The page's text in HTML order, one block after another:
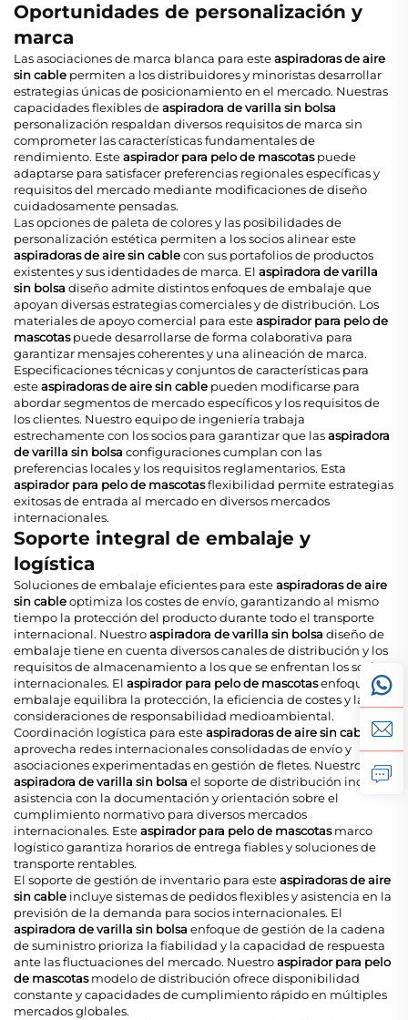
Oportunidades de personalización y
marca
Las asociaciones de marca blanca para esteaspiradoras de aire
sin cable permiten a los distribuidores y minoristas desarrollar
estrategias únicas de posicionamiento en el mercado. Nuestras
capacidades flexibles deaspiradora de varilla sin bolsa
personalización respaldan diversos requisitos de marca sin
comprometer las características fundamentales de
rendimiento. Esteaspirador para pelo de mascotaspuede
adaptarse para satisfacer preferencias regionales específicas y
requisitos del mercado mediante modificaciones de diseño
cuidadosamente pensadas.
Las opciones de paleta de colores y las posibilidades de
personalización estética permiten a los socios alinear este
aspiradoras de aire sin cablecon sus portafolios de productos
existentes y sus identidades de marca. El aspiradora de varilla
sin bolsa diseño admite distintos enfoques de embalaje que
apoyan diversas estrategias comerciales y de distribución. Los
materiales de apoyo comercial para esteaspirador para pelo de
mascotaspuede desarrollarse de forma colaborativa para
garantizar mensajes coherentes y una alineación de marca.
Especificaciones técnicas y conjuntos de características para
esteaspiradoras de aire sin cable pueden modificarse para
abordar segmentos de mercado específicos y los requisitos de
los clientes. Nuestro equipo de ingeniería trabaja
estrechamente con los socios para garantizar que lasaspiradora
de varilla sin bolsa configuraciones cumplan con las
preferencias locales y los requisitos reglamentarios. Esta
aspirador para pelo de mascotasflexibilidad permite estrategias
exitosas de entrada al mercado en diversos mercados
internacionales.
Soporte integral de embalaje y
logística
Soluciones de embalaje eficientes para esteaspiradoras de aire
sin cableoptimiza los costes de envío, garantizando al mismo
tiempo la protección del producto durante todo el transporte
internacional. Nuestroaspiradora de varilla sin bolsa diseño de
embalaje tiene en cuenta diversos canales de distribución y los
requisitos de almacenamiento a los que se enfrentan los socios
internacionales. El aspirador para pelo de mascotasenfoque de
embalaje equilibra la protección, la eficiencia de costes y las
consideraciones de responsabilidad medioambiental.
Coordinación logística para esteaspiradoras de aire sin cable
aprovecha redes internacionales consolidadas de envío y
asociaciones experimentadas en gestión de fletes. Nuestro
aspiradora de varilla sin bolsa el soporte de distribución incluye
asistencia con la documentación y orientación sobre el
cumplimiento normativo para diversos mercados
internacionales. Esteaspirador para pelo de mascotasmarco
logístico garantiza horarios de entrega fiables y soluciones de
transporte rentables.
El soporte de gestión de inventario para esteaspiradoras de aire
sin cable incluye sistemas de pedidos flexibles y asistencia en la
previsión de la demanda para socios internacionales. El
aspiradora de varilla sin bolsa enfoque de gestión de la cadena
de suministro prioriza la fiabilidad y la capacidad de respuesta
ante las fluctuaciones del mercado. Nuestroaspirador para pelo
de mascotasmodelo de distribución ofrece disponibilidad
constante y capacidades de cumplimiento rápido en múltiples
mercados globales.